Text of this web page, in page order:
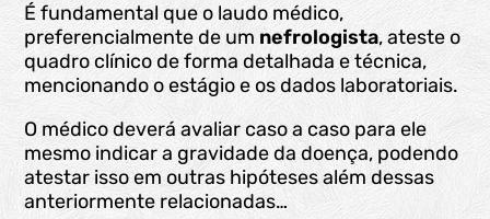
É fundamental que o laudo médico,
preferencialmente de um nefrologista, ateste o
quadro clínico de forma detalhada e técnica,
mencionando o estágio e os dados laboratoriais.
O médico deverá avaliar caso a caso para ele
mesmo indicar a gravidade da doença, podendo
atestar isso em outras hipóteses além dessas
anteriormente relacionadas…